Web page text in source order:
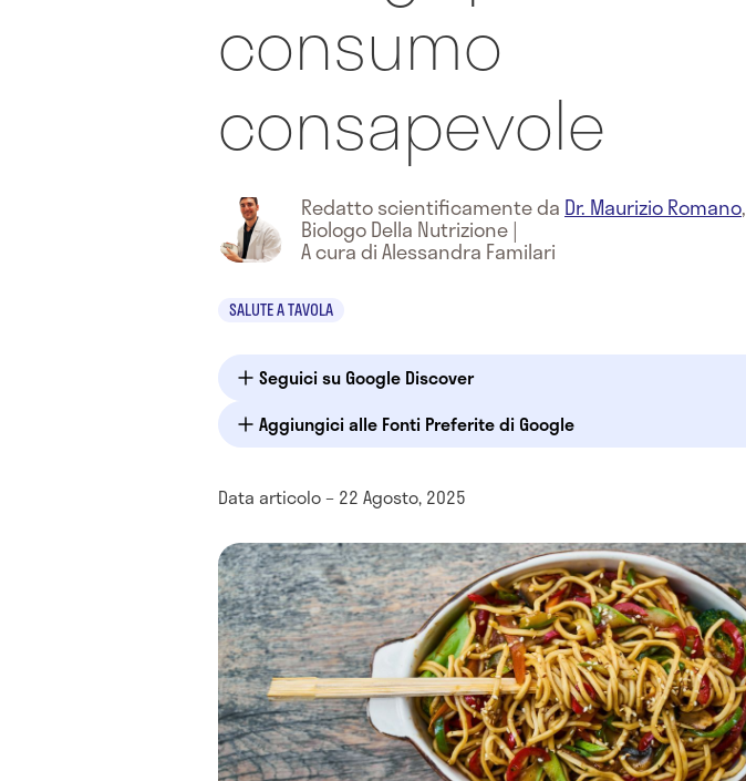
consumo
consapevole
Redatto scientificamente da Dr. Maurizio Romano,
Biologo Della Nutrizione|
A cura di Alessandra Familari
SALUTE A TAVOLA
Seguici su Google Discover
Aggiungici alle Fonti Preferite di Google
Data articolo – 22 Agosto, 2025